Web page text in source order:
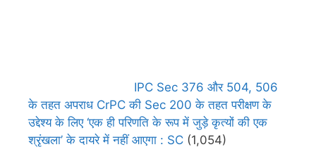
IPC Sec 376 और 504, 506
के तहत अपराध CrPC की Sec 200 के तहत परीक्षण के
उद्देश्य के लिए ‘एक ही परिणति के रूप में जुड़े कृत्यों की एक
श्रृंखला’ के दायरे में नहीं आएगा : SC (1,054)